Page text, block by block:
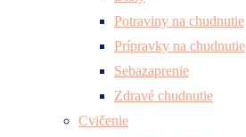
Potraviny na chudnutie
Prípravky na chudnutie
Sebazaprenie
Zdravé chudnutie
Cvičenie